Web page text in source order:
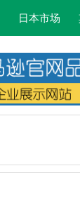
日本市场